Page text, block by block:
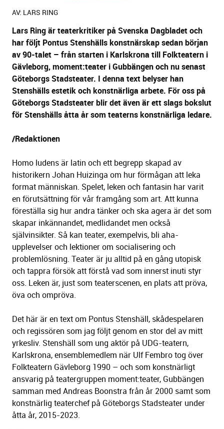
AV: LARS RING
Lars Ring är teaterkritiker på Svenska Dagbladet och
har följt Pontus Stenshälls konstnärskap sedan början
av 90-talet – från starten i Karlskrona till Folkteatern i
Gävleborg, moment:teater i Gubbängen och nu senast
Göteborgs Stadsteater. I denna text belyser han
Stenshälls estetik och konstnärliga arbete. För oss på
Göteborgs Stadsteater blir det även är ett slags bokslut
för Stenshälls åtta år som teaterns konstnärliga ledare.
/Redaktionen
Homo ludens är latin och ett begrepp skapad av
historikern Johan Huizinga om hur förmågan att leka
format människan. Spelet, leken och fantasin har varit
en förutsättning för vår framgång som art. Att kunna
föreställa sig hur andra tänker och ska agera är det som
skapar inkännandet, medlidandet men också
självinsikter. Så kan teater, exempelvis, bli aha-
upplevelser och lektioner om socialisering och
problemlösning. Teater är ju alltid på en gång utopisk
och tappra försök att förstå vad som innerst inuti styr
oss. Leken är, just som teaterscenen, en plats att pröva,
öva och ompröva.
Det här är en text om Pontus Stenshäll, skådespelaren
och regissören som jag följt genom en stor del av mitt
yrkesliv. Stenshäll som ung aktör på UDG-teatern,
Karlskrona, ensemblemedlem när Ulf Fembro tog över
Folkteatern Gävleborg 1990 – och som konstnärligt
ansvarig på teatergruppen moment:teater, Gubbängen
samman med Andreas Boonstra från år 2000 samt som
konstnärlig teaterchef på Göteborgs Stadsteater under
åtta år, 2015-2023.